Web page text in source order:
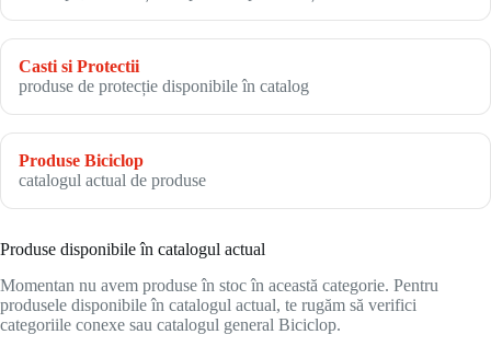
Casti si Protectii
produse de protecție disponibile în catalog
Produse Biciclop
catalogul actual de produse
Produse disponibile în catalogul actual
Momentan nu avem produse în stoc în această categorie. Pentru
produsele disponibile în catalogul actual, te rugăm să verifici
categoriile conexe sau catalogul general Biciclop.